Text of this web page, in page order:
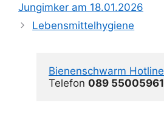
Jungimker am 18.01.2026
Lebensmittelhygiene
Bienenschwarm Hotline
Telefon 089 55005961